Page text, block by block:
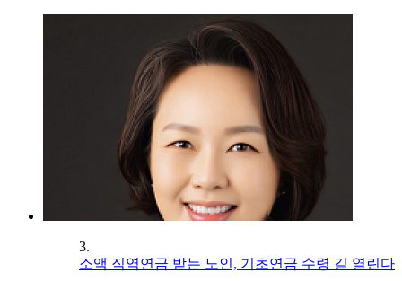
3.
소액 직역연금 받는 노인, 기초연금 수령 길 열린다